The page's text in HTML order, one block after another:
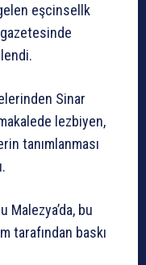
eşcinsellk
Sinar
lezbiyen,
tanımlanması
Malezya’da, bu
tarafından baskı